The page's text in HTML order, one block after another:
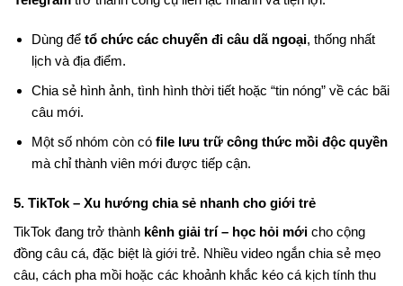
Dùng để tổ chức các chuyến đi câu dã ngoại, thống nhất
lịch và địa điểm.
Chia sẻ hình ảnh, tình hình thời tiết hoặc “tin nóng” về các bãi
câu mới.
Một số nhóm còn có file lưu trữ công thức mồi độc quyền
mà chỉ thành viên mới được tiếp cận.
5. TikTok – Xu hướng chia sẻ nhanh cho giới trẻ
TikTok đang trở thành kênh giải trí – học hỏi mới cho cộng
đồng câu cá, đặc biệt là giới trẻ. Nhiều video ngắn chia sẻ mẹo
câu, cách pha mồi hoặc các khoảnh khắc kéo cá kịch tính thu